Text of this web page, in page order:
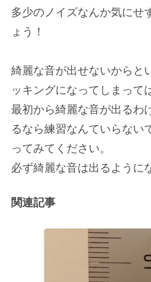
多少のノイズなんか気にせ
ょう！
綺麗な音が出せないからと
ッキングになってしまって
最初から綺麗な音が出るわ
るなら練習なんていらない
ってみてください。
必ず綺麗な音は出るように
関連記事